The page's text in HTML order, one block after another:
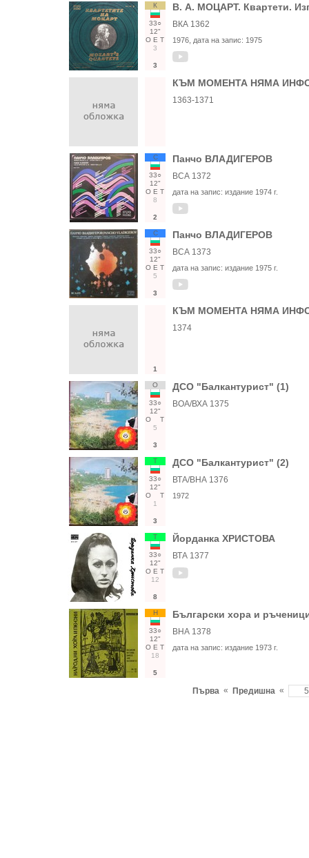
К
33○
12"
О Е Т
3
3
В. А. МОЦАРТ. Квартети.
ВКА 1362
1976 , дата на запис: 1975
КЪМ МОМЕНТА НЯМА
1363-1371
С
33○
12"
О Е Т
8
2
Панчо ВЛАДИГЕРОВ
ВСА 1372
дата на запис: издание 1974 г.
С
33○
12"
О Е Т
5
3
Панчо ВЛАДИГЕРОВ
ВСА 1373
дата на запис: издание 1975 г.
1
КЪМ МОМЕНТА НЯМА
1374
О
33○
12"
О
Т
5
3
ДСО "Балкантурист" (1)
ВОА/ВХА 1375
Т
33○
12"
О
Т
1
3
ДСО "Балкантурист" (2)
ВТА/ВНА 1376
1972
Т
33○
12"
О Е Т
12
8
Йорданка ХРИСТОВА
ВТА 1377
Н
33○
12"
О Е Т
18
5
Български хора и
ВНА 1378
дата на запис: издание 1973 г.
Първа « Предишна «